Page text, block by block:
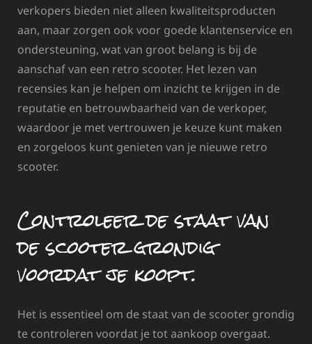
verkopers bieden niet alleen kwaliteitsproducten
aan, maar zorgen ook voor goede klantenservice en
ondersteuning, wat van groot belang is bij de
aanschaf van een retro scooter. Het lezen van
recensies kan je helpen om inzicht te krijgen in de
reputatie en betrouwbaarheid van de verkoper,
waardoor je met vertrouwen je keuze kunt maken
en zorgeloos kunt genieten van je nieuwe retro
scooter.
Controleer de staat van
de scooter grondig
voordat je koopt.
Het is essentieel om de staat van de scooter grondig
te controleren voordat je tot aankoop overgaat.